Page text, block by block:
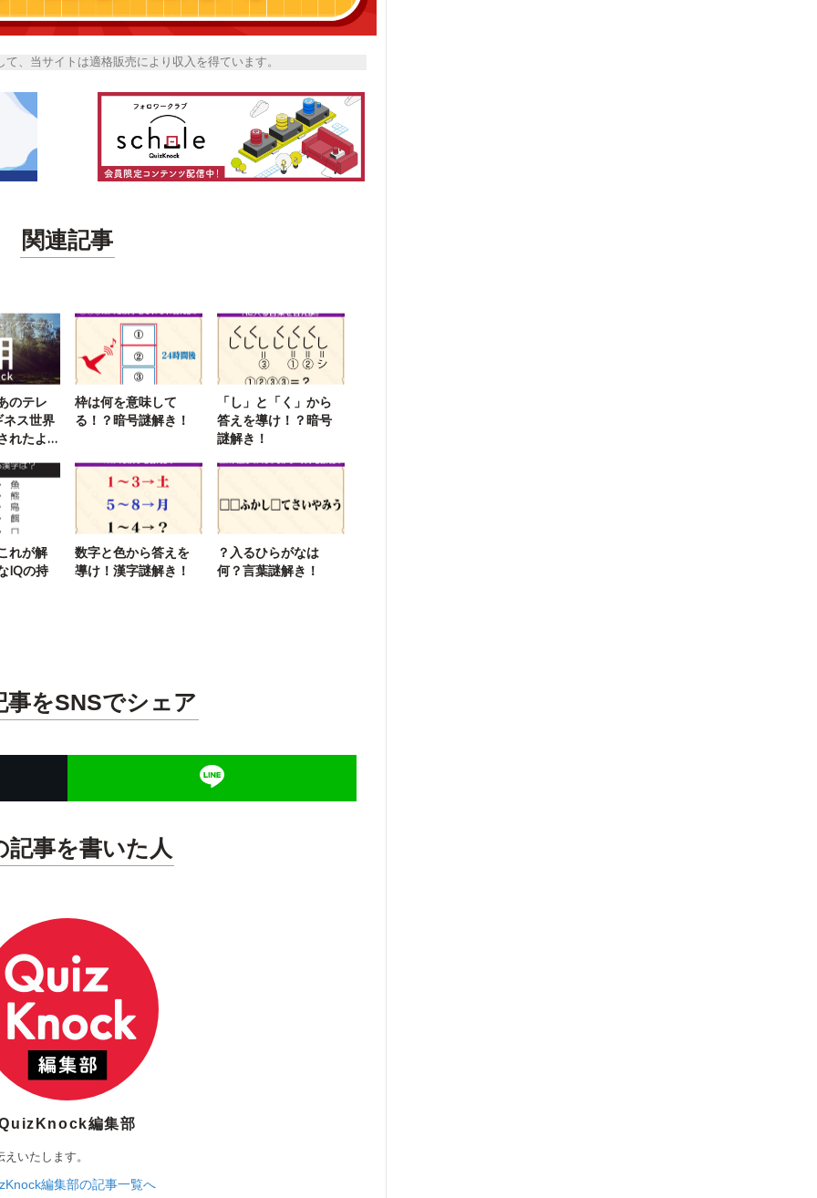
、当サイトは適格販売により収入を得ています。
関連記事
のテレ
ス世界
れたよ
枠は何を意味して
る！？暗号謎解き！
「し」と「く」から
答えを導け！？暗号
謎解き！
れが解
IQの持
数字と色から答えを
導け！漢字謎解き！
？入るひらがなは
何？言葉謎解き！
事をSNSでシェア
記事を書いた人
編集部
いたします。
編集部の記事一覧へ